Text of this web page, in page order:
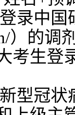
录中国
）的调
考生登
型冠